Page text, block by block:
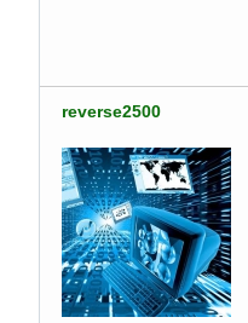
reverse2500